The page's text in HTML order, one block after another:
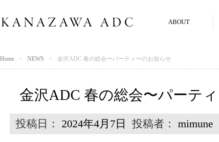
ABOUT
Home NEWS 金沢ADC 春の総会〜パーティ〜のお知らせ
金沢ADC 春の総会〜パーテ
投稿日： 2024年4月7日 投稿者： mimune